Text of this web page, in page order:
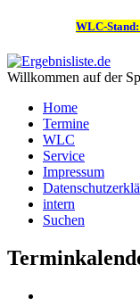
WLC-
Willkommen auf der
Home
Termine
WLC
Service
Impressum
intern
Suchen